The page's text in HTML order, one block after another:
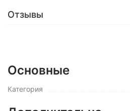
Отзывы
Основные
Категория